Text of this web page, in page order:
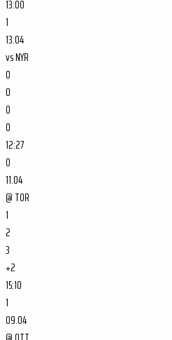
13:00
1
13.04
vsNYR
0
0
0
0
12:27
0
11.04
@ TOR
1
2
3
+2
15:10
1
09.04